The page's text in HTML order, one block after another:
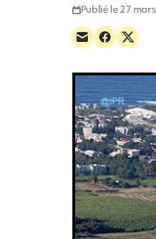
Publié le 27